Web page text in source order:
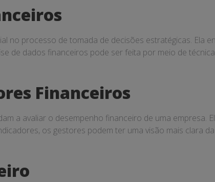
no processo de tomada de decisões estratégicas. Ela
de dados financeiros pode ser feita por meio de
Financeiros
a avaliar o desempenho financeiro de uma empresa.
os gestores podem ter uma visão mais clara